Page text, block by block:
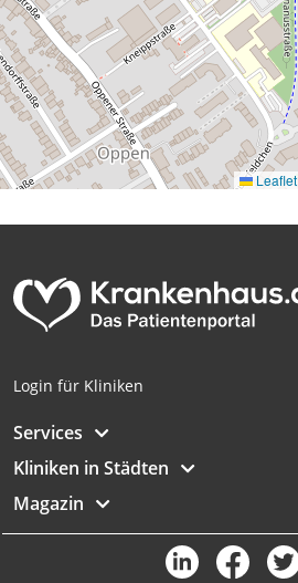
Leaflet
Login für Kliniken
Services
Kliniken in Städten
Magazin